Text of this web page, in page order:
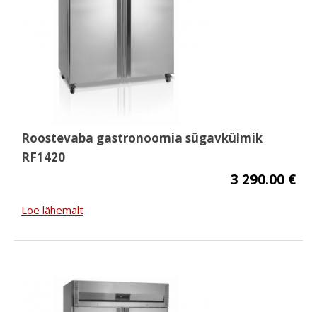
Roostevaba gastronoomia sügavkülmik
RF1420
3 290.00 €
Loe lähemalt